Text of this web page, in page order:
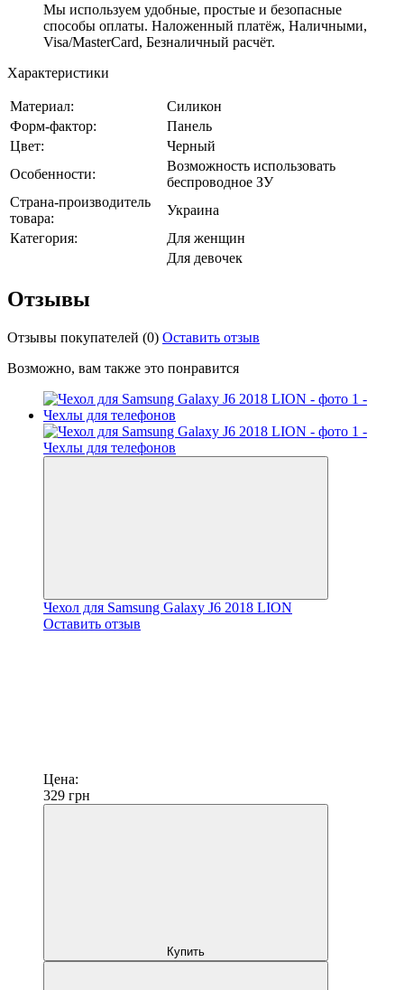
Мы используем удобные, простые и безопасные
способы оплаты. Наложенный платёж, Наличными,
Visa/MasterCard, Безналичный расчёт.
Характеристики
Материал:
Силикон
Форм-фактор:
Панель
Цвет:
Черный
Особенности:
Возможность использовать
беспроводное ЗУ
Страна-производитель
товара:
Украина
Категория:
Для женщин
Для девочек
Отзывы
Отзывы покупателей (0) Оставить отзыв
Возможно, вам также это понравится
Чехол для Samsung Galaxy J6 2018 LION
Оставить отзыв
Цена:
329 грн
Купить